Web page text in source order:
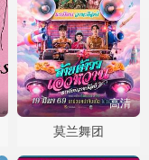
高清
莫兰舞团